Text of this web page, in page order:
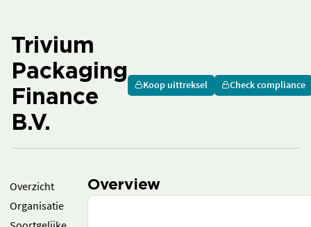
Trivium
Packaging
Finance
B.V.
Koop uittreksel Check compliance
Overzicht
Organisatie
Overview